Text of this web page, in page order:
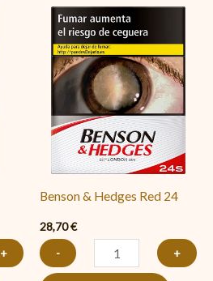
+
Benson & Hedges Red 24
28,70€
-
Benson
&
Hedges
Red
24
cantidad
+